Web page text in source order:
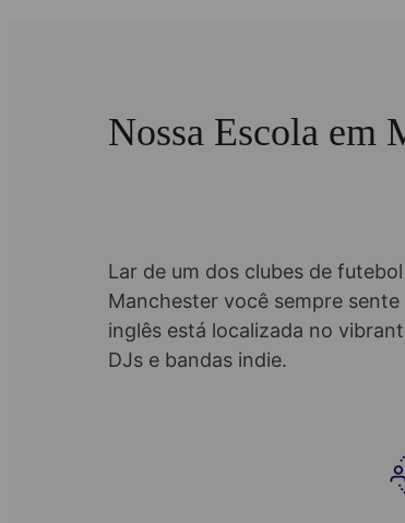
Nossa Escola em
Lar de um dos clubes de
Manchester você sempre
inglês está localizada no
DJs e bandas indie.